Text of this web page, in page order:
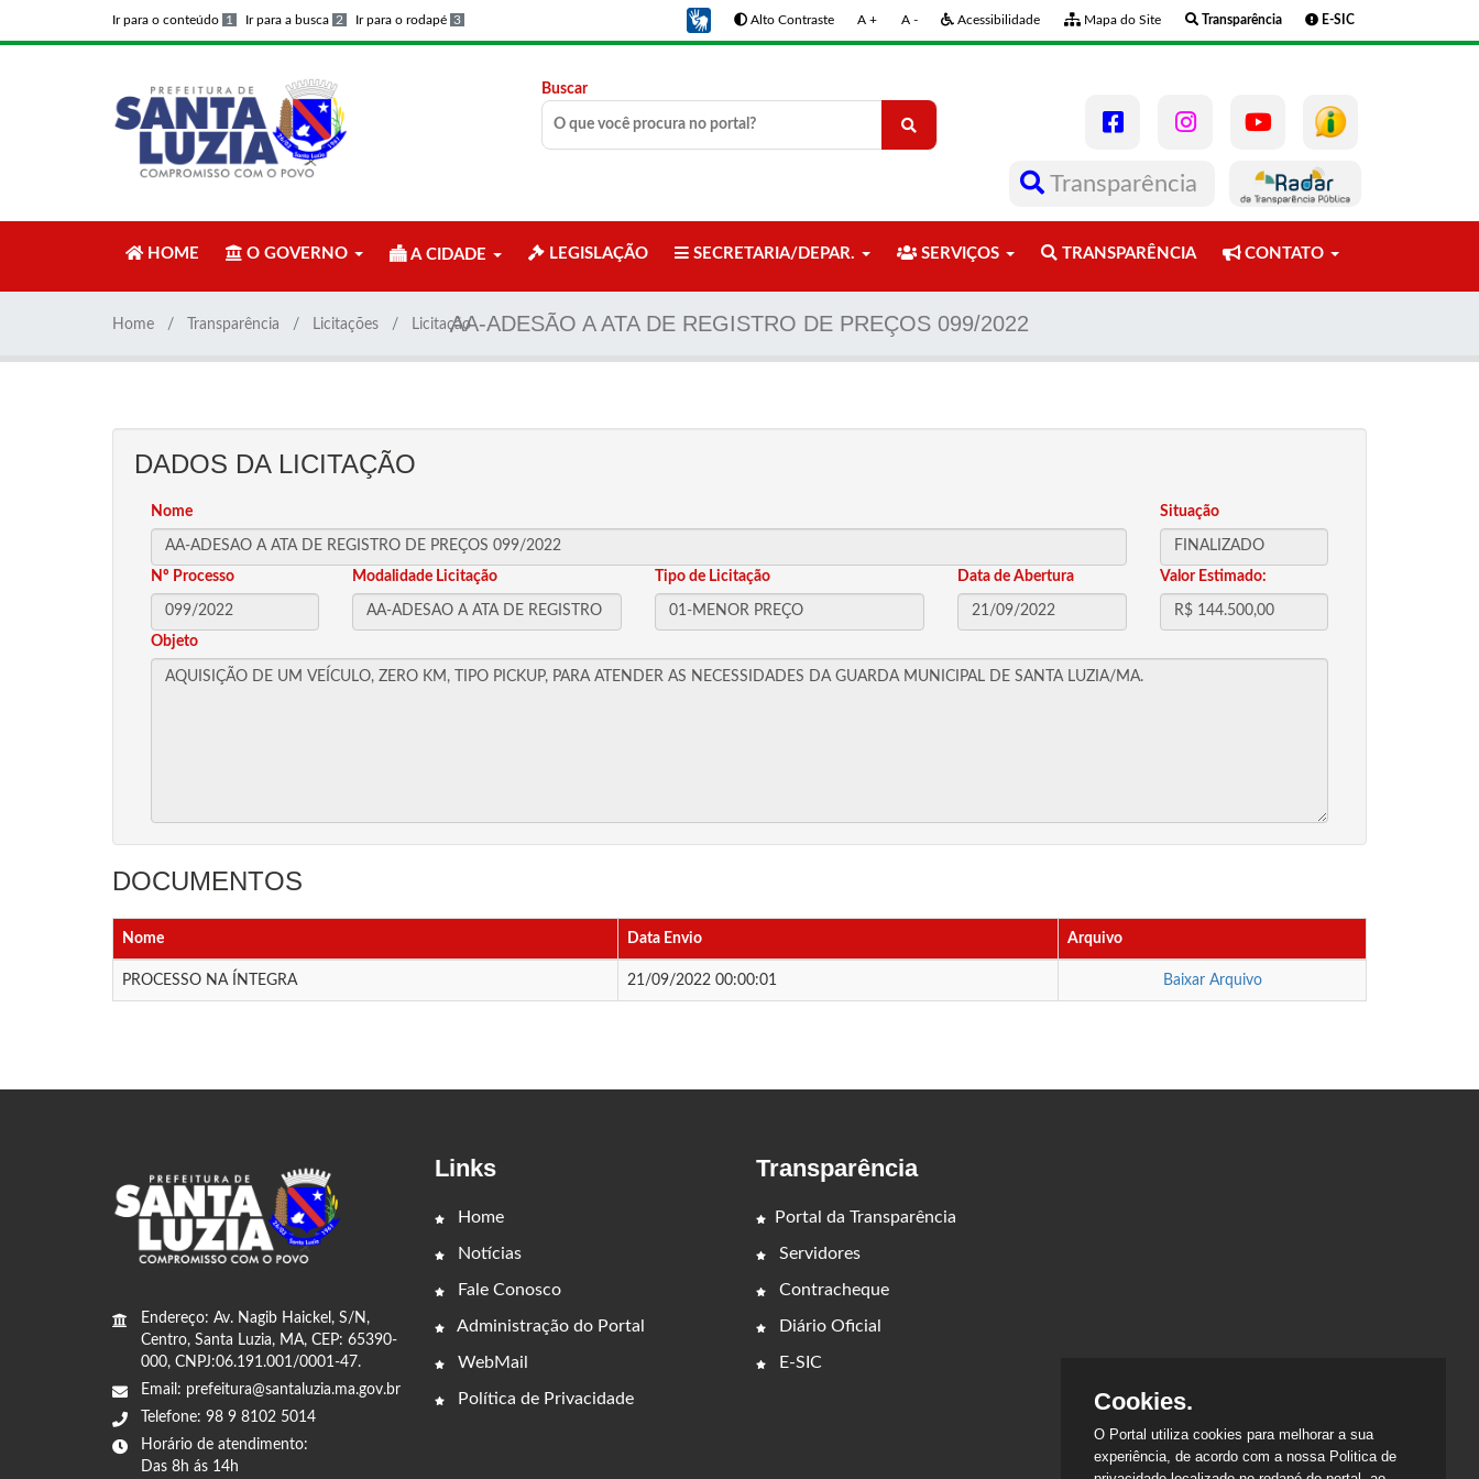
Ir para o conteúdo 1 Ir para a busca 2 Ir para o rodapé 3 Alto Contraste A + A - Acessibilidade Mapa do Site Transparência E-SIC
Buscar
Transparência
HOME O GOVERNO A CIDADE LEGISLAÇÃO SECRETARIA/DEPAR. SERVIÇOS TRANSPARÊNCIA CONTATO
AA-ADESÃO A ATA DE REGISTRO DE PREÇOS 099/2022
Home Transparência Licitações Licitação
DADOS DA LICITAÇÃO
Nome Situação
Nº Processo Modalidade Licitação Tipo de Licitação Data de Abertura Valor Estimado:
Objeto
DOCUMENTOS
Nome Data Envio Arquivo
PROCESSO NA ÍNTEGRA 21/09/2022 00:00:01 Baixar Arquivo
Endereço: Av. Nagib Haickel, S/N,
Centro, Santa Luzia, MA, CEP: 65390-
000, CNPJ:06.191.001/0001-47.
Email: prefeitura@santaluzia.ma.gov.br
Telefone: 98 9 8102 5014
Horário de atendimento:
Das 8h ás 14h
Links
Home
Notícias
Fale Conosco
Administração do Portal
WebMail
Política de Privacidade
Transparência
Portal da Transparência
Servidores
Contracheque
Diário Oficial
E-SIC
Cookies.
O Portal utiliza cookies para melhorar a sua
experiência, de acordo com a nossa Politica de